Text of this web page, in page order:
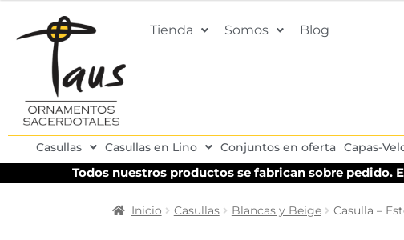
Tienda Somos Blog
Casullas Casullas en Lino Conjuntos en oferta Capas-
Todos nuestros productos se fabrican sobre pedido.
Inicio Casullas Blancas y Beige Casulla –